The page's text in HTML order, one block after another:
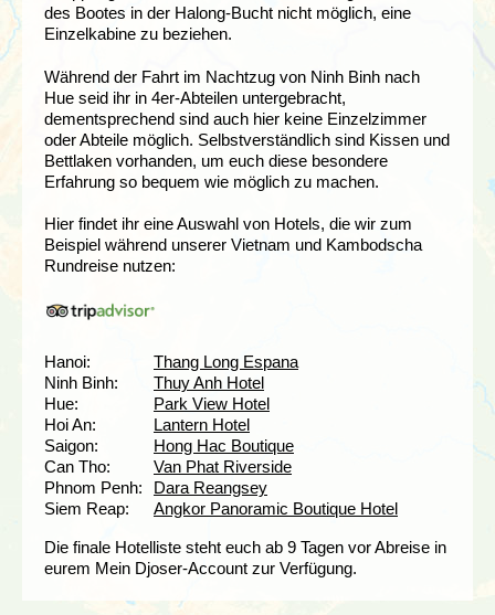
des Bootes in der Halong-Bucht nicht möglich, eine
Einzelkabine zu beziehen.
Während der Fahrt im Nachtzug von Ninh Binh nach
Hue seid ihr in 4er-Abteilen untergebracht,
dementsprechend sind auch hier keine Einzelzimmer
oder Abteile möglich. Selbstverständlich sind Kissen und
Bettlaken vorhanden, um euch diese besondere
Erfahrung so bequem wie möglich zu machen.
Hier findet ihr eine Auswahl von Hotels, die wir zum
Beispiel während unserer Vietnam und Kambodscha
Rundreise nutzen:
Hanoi:
Thang Long Espana
Ninh Binh:
Thuy Anh Hotel
Hue:
Park View Hotel
Hoi An:
Lantern Hotel
Saigon:
Hong Hac Boutique
Can Tho:
Van Phat Riverside
Phnom Penh:
Dara Reangsey
Siem Reap:
Angkor Panoramic Boutique Hotel
Die finale Hotelliste steht euch ab 9 Tagen vor Abreise in
eurem Mein Djoser-Account zur Verfügung.